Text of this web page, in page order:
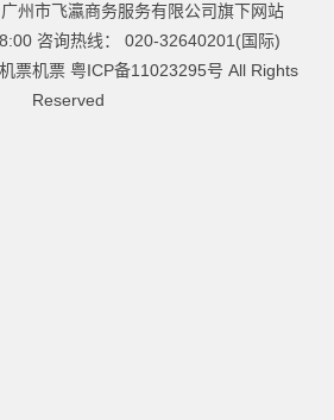
州市飞瀛商务服务有限公司旗下网站
咨询热线： 020-32640201(国际)
票机票 粤ICP备11023295号 All Rights
Reserved